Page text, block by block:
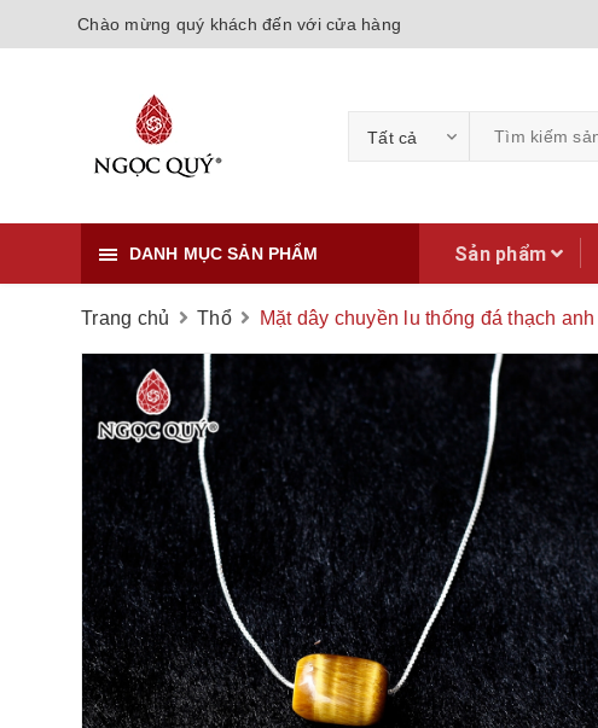
Chào mừng quý khách đến với cửa hàng
Tất cả
DANH MỤC SẢN PHẨM Sản phẩm
Trang chủ Thổ Mặt dây chuyền lu thống đá thạch